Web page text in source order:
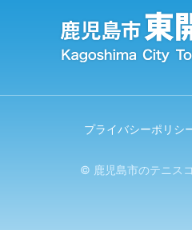
プライバシーポリシ
© 鹿児島市のテニス